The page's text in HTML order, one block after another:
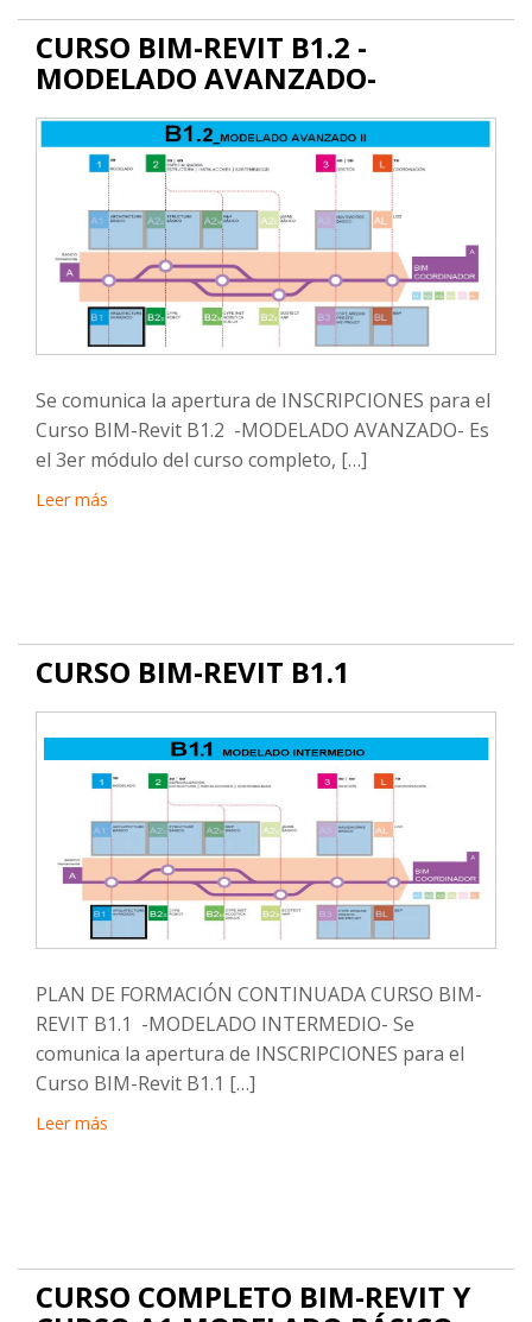
CURSO BIM-REVIT B1.2 -
MODELADO AVANZADO-
Se comunica la apertura de INSCRIPCIONES para el
Curso BIM-Revit B1.2 -MODELADO AVANZADO- Es
el 3er módulo del curso completo, […]
Leer más
CURSO BIM-REVIT B1.1
PLAN DE FORMACIÓN CONTINUADA CURSO BIM-
REVIT B1.1 -MODELADO INTERMEDIO- Se
comunica la apertura de INSCRIPCIONES para el
Curso BIM-Revit B1.1 […]
Leer más
CURSO COMPLETO BIM-REVIT Y